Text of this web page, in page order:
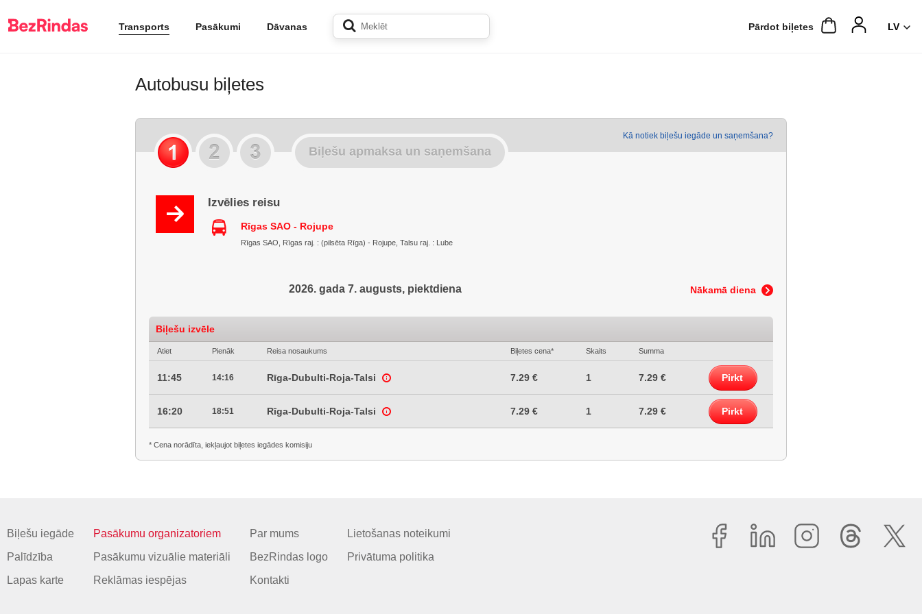
Transports Pasākumi Dāvanas Pārdot biļetes
Autobusu biļetes
Kā notiek biļešu iegāde un saņemšana?
Biļešu apmaksa un saņemšana
Izvēlies reisu
Rīgas SAO - Rojupe
Rīgas SAO, Rīgas raj. : (pilsēta Rīga) - Rojupe, Talsu raj. : Lube
Nākamā diena
2026. gada 7. augusts, piektdiena
Biļešu izvēle
Atiet Pienāk Reisa nosaukums Biļetes cena* Skaits Summa
11:45 14:16 Rīga-Dubulti-Roja-Talsi 7.29 € 1 7.29 € Pirkt
16:20 18:51 Rīga-Dubulti-Roja-Talsi 7.29 € 1 7.29 € Pirkt
* Cena norādīta, iekļaujot biļetes iegādes komisiju
Biļešu iegāde
Palīdzība
Lapas karte
Pasākumu organizatoriem
Pasākumu vizuālie materiāli
Reklāmas iespējas
Par mums
BezRindas logo
Kontakti
Lietošanas noteikumi
Privātuma politika